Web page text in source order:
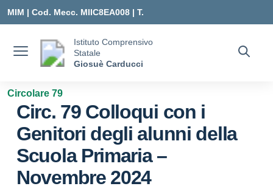
MIM | Cod. Mecc. MIIC8EA008 | T.
MIIC8EA008@ISTRUZIONE.IT
Istituto Comprensivo
Statale
Giosuè Carducci
Circolare 79
Circ. 79 Colloqui con i
Genitori degli alunni della
Scuola Primaria –
Novembre 2024